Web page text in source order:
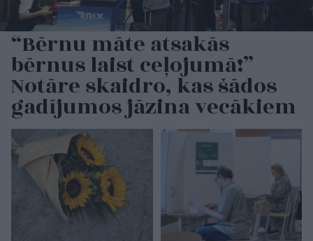
“Bērnu māte atsakās
bērnus laist ceļojumā!”
Notāre skaidro, kas šādos
gadījumos jāzina vecākiem